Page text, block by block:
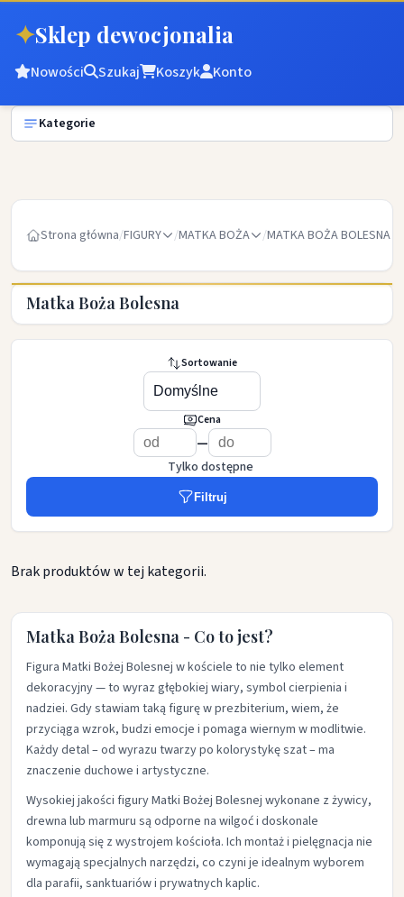
✦Sklep dewocjonalia
Nowości Szukaj Koszyk Konto
Kategorie
Strona główna/FIGURY /MATKA BOŻA /MATKA BOŻA BOLESNA
Matka Boża Bolesna
Sortowanie
Cena
—
Tylko dostępne
Filtruj
Brak produktów w tej kategorii.
Matka Boża Bolesna - Co to jest?
Figura Matki Bożej Bolesnej w kościele to nie tylko element
dekoracyjny — to wyraz głębokiej wiary, symbol cierpienia i
nadziei. Gdy stawiam taką figurę w prezbiterium, wiem, że
przyciąga wzrok, budzi emocje i pomaga wiernym w modlitwie.
Każdy detal – od wyrazu twarzy po kolorystykę szat – ma
znaczenie duchowe i artystyczne.
Wysokiej jakości figury Matki Bożej Bolesnej wykonane z żywicy,
drewna lub marmuru są odporne na wilgoć i doskonale
komponują się z wystrojem kościoła. Ich montaż i pielęgnacja nie
wymagają specjalnych narzędzi, co czyni je idealnym wyborem
dla parafii, sanktuariów i prywatnych kaplic.